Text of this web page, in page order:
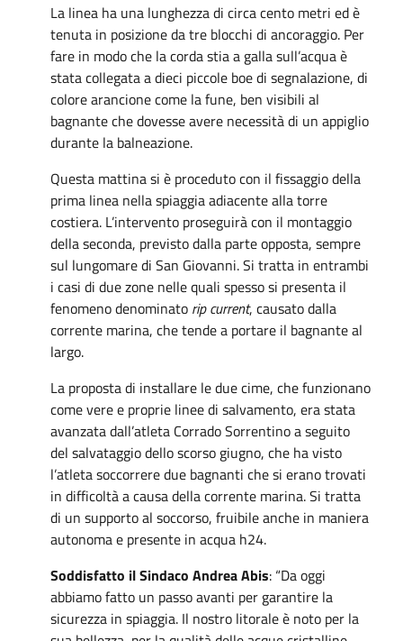
La linea ha una lunghezza di circa cento metri ed è
tenuta in posizione da tre blocchi di ancoraggio. Per
fare in modo che la corda stia a galla sull’acqua è
stata collegata a dieci piccole boe di segnalazione, di
colore arancione come la fune, ben visibili al
bagnante che dovesse avere necessità di un appiglio
durante la balneazione.
Questa mattina si è proceduto con il fissaggio della
prima linea nella spiaggia adiacente alla torre
costiera. L’intervento proseguirà con il montaggio
della seconda, previsto dalla parte opposta, sempre
sul lungomare di San Giovanni. Si tratta in entrambi
i casi di due zone nelle quali spesso si presenta il
fenomeno denominato rip current, causato dalla
corrente marina, che tende a portare il bagnante al
largo.
La proposta di installare le due cime, che funzionano
come vere e proprie linee di salvamento, era stata
avanzata dall’atleta Corrado Sorrentino a seguito
del salvataggio dello scorso giugno, che ha visto
l’atleta soccorrere due bagnanti che si erano trovati
in difficoltà a causa della corrente marina. Si tratta
di un supporto al soccorso, fruibile anche in maniera
autonoma e presente in acqua h24.
Soddisfatto il Sindaco Andrea Abis: “Da oggi
abbiamo fatto un passo avanti per garantire la
sicurezza in spiaggia. Il nostro litorale è noto per la